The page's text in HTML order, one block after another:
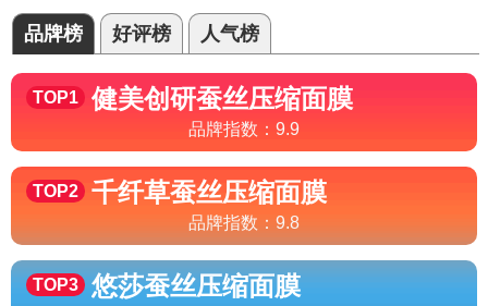
品牌榜 好评榜 人气榜
TOP1 健美创研蚕丝压缩面膜
品牌指数： 9.9
TOP2 千纤草蚕丝压缩面膜
品牌指数： 9.8
TOP3 悠莎蚕丝压缩面膜